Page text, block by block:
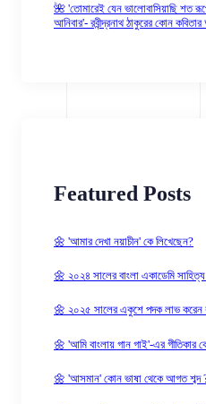
🌺 'তোমারেই যেন ভালোবাসিয়াছি শত
আনিবার'- রবীন্দ্রনাথ ঠাকুরের কোন
Featured Posts
🌼 'আমার দেখা নয়াচীন' কে লিখেছেন?
🌼 ২০২৪ সালের বাংলা একাডেমি
🌼 ২০২৫ সালের একুশে পদক লাভ
🌼 'আমি বাংলায় গান গাই'-এর গীতিকার
🌼 'আসমান' কোন ভাষা থেকে আগত শব্দ